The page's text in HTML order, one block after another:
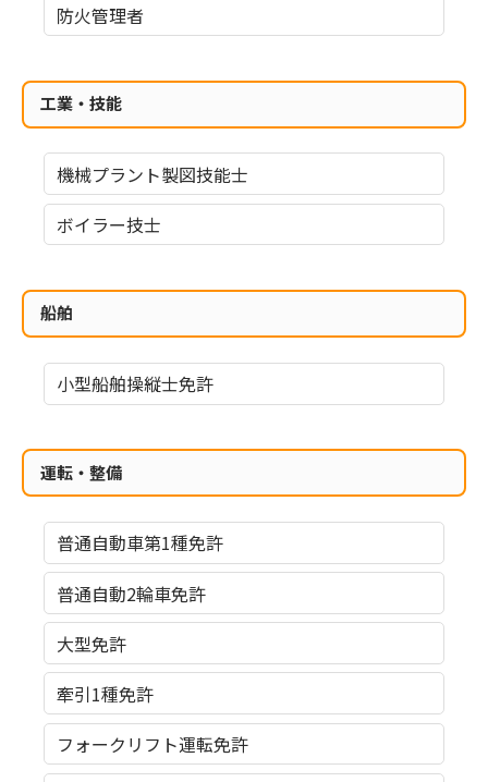
防火管理者
工業・技能
機械プラント製図技能士
ボイラー技士
船舶
小型船舶操縦士免許
運転・整備
普通自動車第1種免許
普通自動2輪車免許
大型免許
牽引1種免許
フォークリフト運転免許